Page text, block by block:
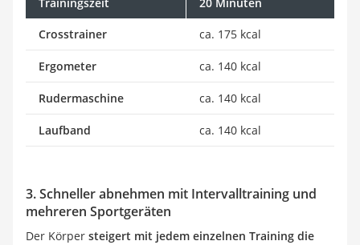
Crosstrainer ca. 175 kcal
Ergometer ca. 140 kcal
Rudermaschine ca. 140 kcal
Laufband ca. 140 kcal
3. Schneller abnehmen mit Intervalltraining und
mehreren Sportgeräten
Der Körper steigert mit jedem einzelnen Training die